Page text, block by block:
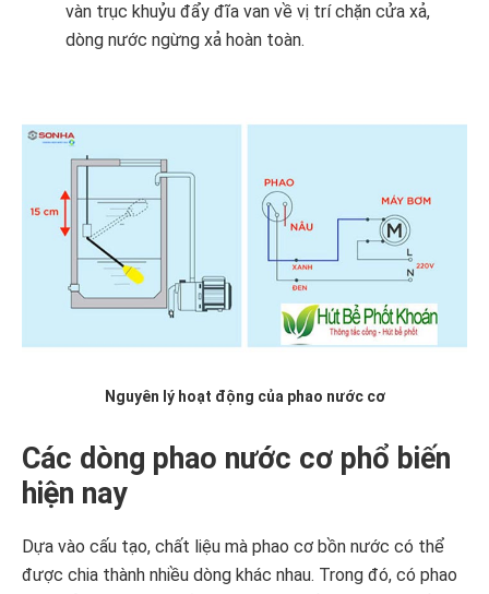
vàn trục khuỷu đẩy đĩa van về vị trí chặn cửa xả,
dòng nước ngừng xả hoàn toàn.
Nguyên lý hoạt động của phao nước cơ
Các dòng phao nước cơ phổ biến
hiện nay
Dựa vào cấu tạo, chất liệu mà phao cơ bồn nước có thể
được chia thành nhiều dòng khác nhau. Trong đó, có phao